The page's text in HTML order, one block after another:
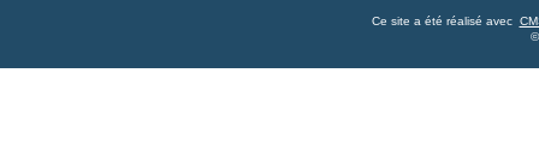
Ce site a été réalisé avec